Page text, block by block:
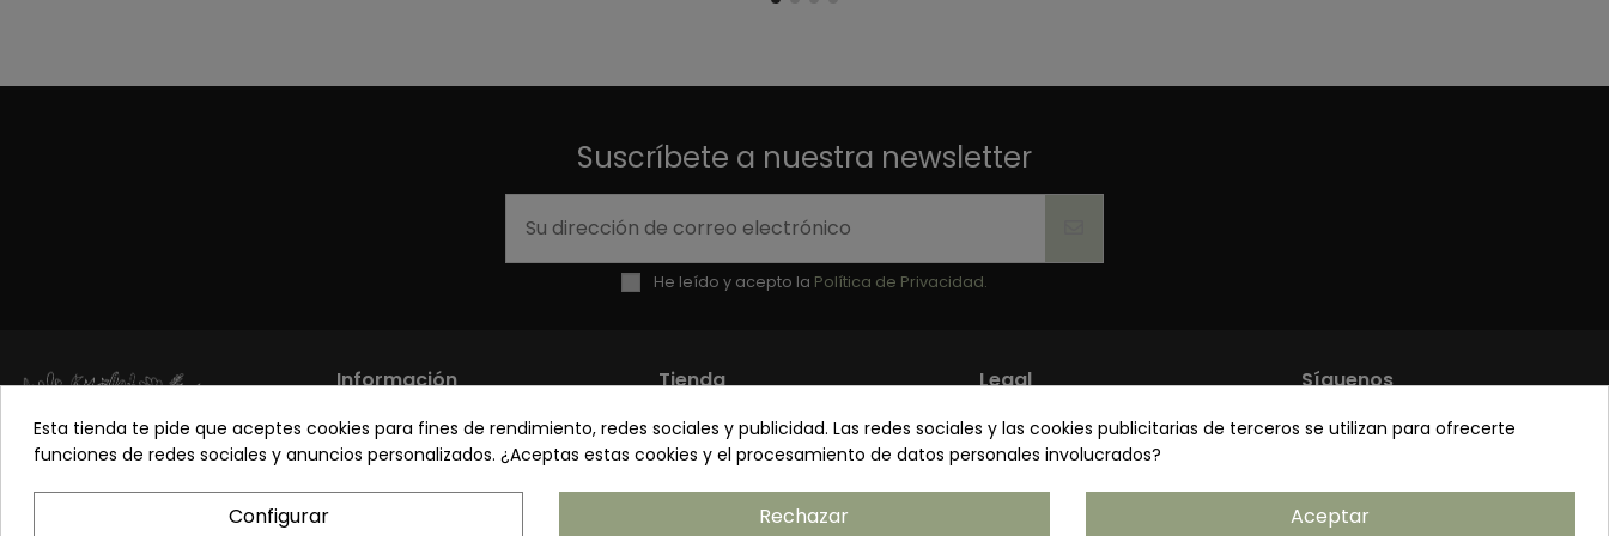
Suscríbete a nuestra newsletter
He leído y acepto la Política de Privacidad.
Síguenos
Información
Los más vendidos
Sobre nosotros
Pon tu planta guapa
Tienda
Mi cuenta
Contacto
Envíos y Devoluciones
Legal
Política de privacidad
Términos y condiciones
Política de cookies
Esta tienda te pide que aceptes cookies para fines de rendimiento, redes sociales y publicidad. Las redes sociales y las cookies publicitarias de terceros se utilizan para ofrecerte
funciones de redes sociales y anuncios personalizados. ¿Aceptas estas cookies y el procesamiento de datos personales involucrados?
Configurar Rechazar Aceptar